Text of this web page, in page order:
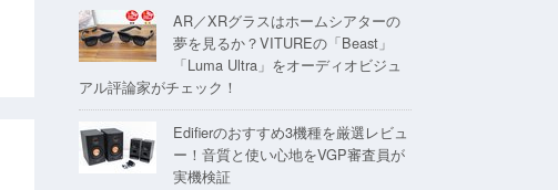
AR／XRグラスはホームシアターの
夢を見るか？VITUREの「Beast」
「Luma Ultra」をオーディオビジュ
アル評論家がチェック！
Edifierのおすすめ3機種を厳選レビュ
ー！音質と使い心地をVGP審査員が
実機検証